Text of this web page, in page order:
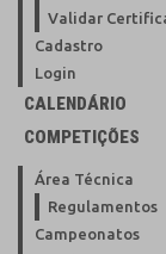
Validar
Cadastro
Login
CALENDÁRIO
COMPETIÇÕES
Área Técnica
Regulamentos
Campeonatos